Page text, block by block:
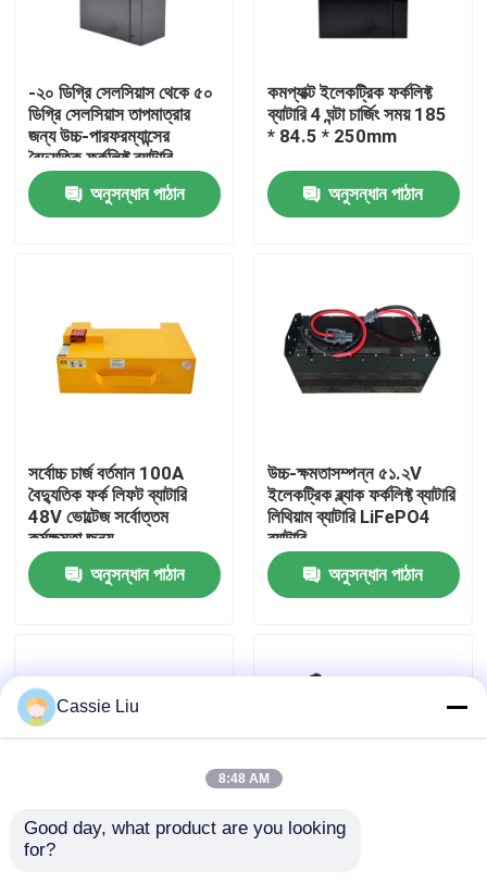
আমাদের সম্পর্কে
কারখানা ভ্রমণ
মান নিয়ন্ত্রণ
উদ্ধৃতির জন্য আবেদন
বৈদ্যুতিক ফর্কলিফ্ট লিথিয়াম আয়ন ব্যাটারি
-২০ ডিগ্রি সেলসিয়াস থেকে ৫০
ডিগ্রি সেলসিয়াস তাপমাত্রার
জন্য উচ্চ-পারফরম্যান্সের
বৈদ্যুতিক ফর্কলিফ্ট ব্যাটারি
অনুসন্ধান পাঠান
কমপ্যাক্ট ইলেকট্রিক ফর্কলিফ্ট
ব্যাটারি 4 ঘন্টা চার্জিং সময় 185
* 84.5 * 250mm
অনুসন্ধান পাঠান
সর্বোচ্চ চার্জ বর্তমান 100A
বৈদ্যুতিক ফর্ক লিফট ব্যাটারি
48V ভোল্টেজ সর্বোত্তম
কর্মক্ষমতা জন্য
অনুসন্ধান পাঠান
উচ্চ-ক্ষমতাসম্পন্ন ৫১.২V
ইলেকট্রিক ব্ল্যাক ফর্কলিফ্ট ব্যাটারি
লিথিয়াম ব্যাটারি LiFePO4
ব্যাটারি
অনুসন্ধান পাঠান
শক্তিশালী এবং টেকসই
Cassie Liu
8:48 AM
Good day, what product are you looking
for?